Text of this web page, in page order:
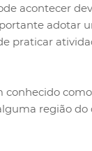
região do